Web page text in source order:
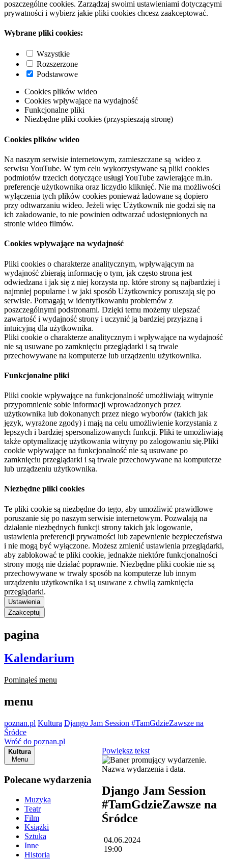
poszczególne cookies. Zarządzaj swoimi ustawieniami dotyczącymi
prywatności i wybierz jakie pliki cookies chcesz zaakceptować.
Wybrane pliki cookies:
Wszystkie
Rozszerzone
Podstawowe
Cookies plików wideo
Cookies wpływające na wydajność
Funkcjonalne pliki
Niezbędne pliki cookies (przyspieszają stronę)
Cookies plików wideo
Na naszym serwisie internetowym, zamieszczane są wideo z
serwisu YouTube. W tym celu wykorzystywane są pliki cookies
podmiotów trzecich dotyczące usługi YouTube zawierające m.in.
preferencje użytkownika oraz liczydło kliknięć. Nie ma możliwości
wyłączenia tych plików cookies ponieważ ładowane są dopiero
przy odtwarzaniu wideo. Jeżeli więc Użytkownik nie godzi się na
ich załadowanie, to nie powinien odtwarzać udostępnionych na
stronie wideo filmów.
Cookies wpływające na wydajność
Pliki cookies o charakterze analitycznym, wpływającym na
wydajność zbierają informację o tym, jak często strona jest
odwiedzana i jak się z niej korzysta np. które strony są najbardziej i
najmniej popularne i w jaki sposób Użytkownicy poruszają się po
serwisie. Pomagają w identyfikowaniu problemów z
poszczególnymi podstronami. Dzięki temu możemy ulepszać
zawartość i wydajność strony i uczynić ją bardziej przyjazną i
intuicyjną dla użytkownika.
Pliki cookie o charakterze analitycznym i wpływające na wydajność
nie są usuwane po zamknięciu przeglądarki i są trwale
przechowywane na komputerze lub urządzeniu użytkownika.
Funkcjonalne pliki
Pliki cookie wpływające na funkcjonalność umożliwiają witrynie
przypomnienie sobie informacji wprowadzonych przez
użytkownika lub dokonanych przez niego wyborów (takich jak
język, wyrażone zgody) i mają na celu umożliwienie korzystania z
lepszych i bardziej spersonalizowanych funkcji. Pliki te umożliwiają
także optymalizację użytkowania witryny po zalogowaniu się.Pliki
cookie wpływające na funkcjonalność nie są usuwane po
zamknięciu przeglądarki i są trwale przechowywane na komputerze
lub urządzeniu użytkownika.
Niezbędne pliki cookies
Te pliki cookie są niezbędne do tego, aby umożliwić prawidłowe
poruszanie się po naszym serwisie internetowym. Pozwalają na
działanie niezbędnych funkcji strony takich jak logowanie,
ustawienia preferencji prywatności lub zapewnienie bezpieczeństwa
i nie mogą być wyłączone. Możesz zmienić ustawienia przeglądarki,
aby zablokować te pliki cookie, jednakże niektóre funkcjonalności
strony mogą nie działać poprawnie. Niezbędne pliki cookie nie są
przechowywane w trwały sposób na komputerze lub innym
urządzeniu użytkownika i są usuwane z chwilą zamknięcia
przeglądarki.
Ustawienia
Zaakceptuj
pagina
Kalendarium
Pominąłeś menu
menu
poznan.pl Kultura Django Jam Session #TamGdzieZawsze na
Śródce
Wróć do poznan.pl
Kultura
Menu
Polecane wydarzenia
Muzyka
Teatr
Film
Książki
Sztuka
Inne
Historia
Powiększ tekst
Django Jam Session
#TamGdzieZawsze na
Śródce
04.06.2024
19:00